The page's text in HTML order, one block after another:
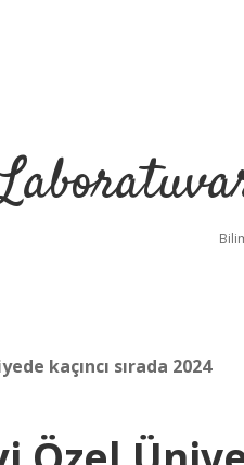
kaçıncı sırada 2024